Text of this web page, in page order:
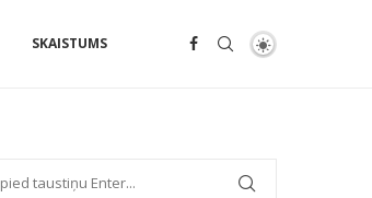
SKAISTUMS